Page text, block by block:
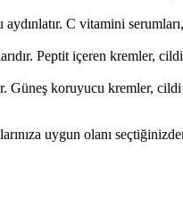
C vitamini serumları,
Peptit içeren kremler,
Güneş koruyucu kremler,
uygun olanı